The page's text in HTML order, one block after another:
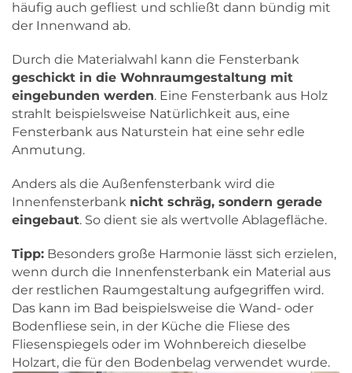
häufig auch gefliest und schließt dann bündig mit
der Innenwand ab.
Durch die Materialwahl kann die Fensterbank
geschickt in die Wohnraumgestaltung mit
eingebunden werden. Eine Fensterbank aus Holz
strahlt beispielsweise Natürlichkeit aus, eine
Fensterbank aus Naturstein hat eine sehr edle
Anmutung.
Anders als die Außenfensterbank wird die
Innenfensterbank nicht schräg, sondern gerade
eingebaut. So dient sie als wertvolle Ablagefläche.
Tipp: Besonders große Harmonie lässt sich erzielen,
wenn durch die Innenfensterbank ein Material aus
der restlichen Raumgestaltung aufgegriffen wird.
Das kann im Bad beispielsweise die Wand- oder
Bodenfliese sein, in der Küche die Fliese des
Fliesenspiegels oder im Wohnbereich dieselbe
Holzart, die für den Bodenbelag verwendet wurde.